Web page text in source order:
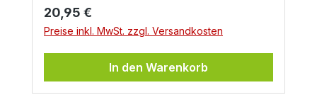
Regulärer Preis:
20,95 €
Preise inkl. MwSt. zzgl. Versandkosten
In den Warenkorb